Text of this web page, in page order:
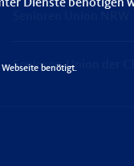
Senioren-Union der
Dienste
benötigt.